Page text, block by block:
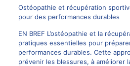
Ostéopathie et récupération
pour des performances durables
EN BREF L’ostéopathie et la
pratiques essentielles pour
performances durables. Cette
prévenir les blessures, à améliorer